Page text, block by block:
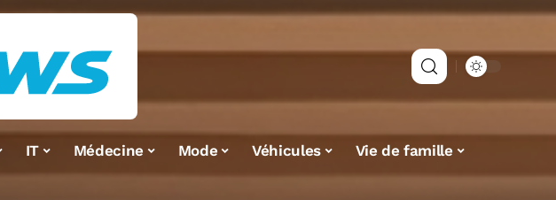
IT Médecine Mode Véhicules Vie de famille